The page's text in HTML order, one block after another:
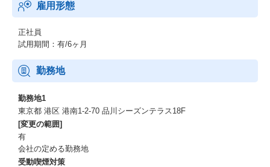
雇用形態
正社員
試用期間：有/6ヶ月
勤務地
勤務地1
東京都 港区 港南1-2-70 品川シーズンテラス18F
[変更の範囲]
有
会社の定める勤務地
受動喫煙対策